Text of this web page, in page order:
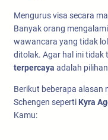
Mengurus visa secara
Banyak orang
wawancara yang tidak
ditolak. Agar hal ini tidak
terpercaya adalah
Berikut beberapa alasan
Schengen seperti Kyra
Kamu: